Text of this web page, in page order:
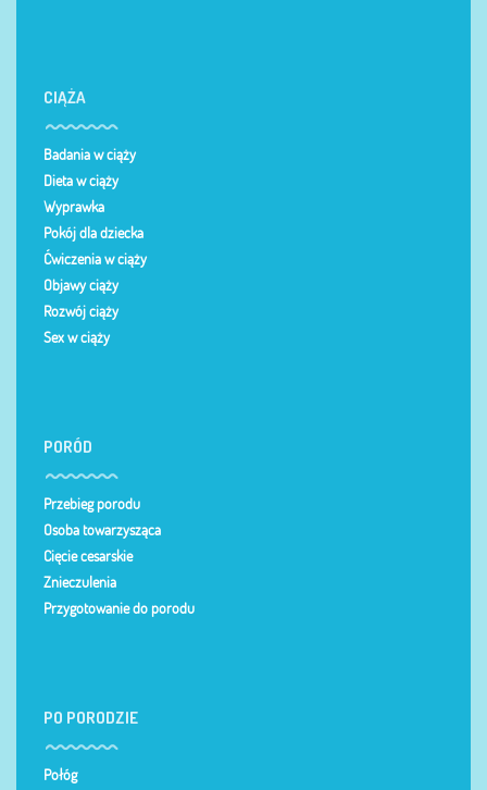
CIĄŻA
Badania w ciąży
Dieta w ciąży
Wyprawka
Pokój dla dziecka
Ćwiczenia w ciąży
Objawy ciąży
Rozwój ciąży
Sex w ciąży
PORÓD
Przebieg porodu
Osoba towarzysząca
Cięcie cesarskie
Znieczulenia
Przygotowanie do porodu
PO PORODZIE
Połóg